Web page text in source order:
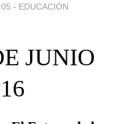
- EDUCACIÓN
JUNIO